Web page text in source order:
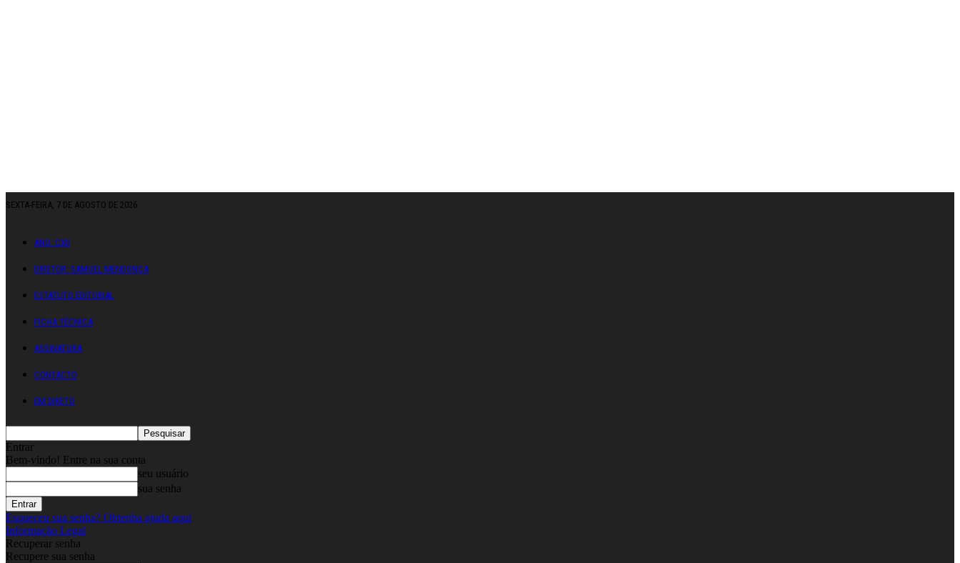
SEXTA-FEIRA, 7 DE AGOSTO DE 2026
ANO: CXII
DIRETOR: SAMUEL MENDONÇA
ESTATUTO EDITORIAL
FICHA TÉCNICA
ASSINATURA
CONTACTO
EM DIRETO
Entrar
Bem-vindo! Entre na sua conta
seu usuário
sua senha
Esqueceu sua senha? Obtenha ajuda aqui
Informação Legal
Recuperar senha
Recupere sua senha